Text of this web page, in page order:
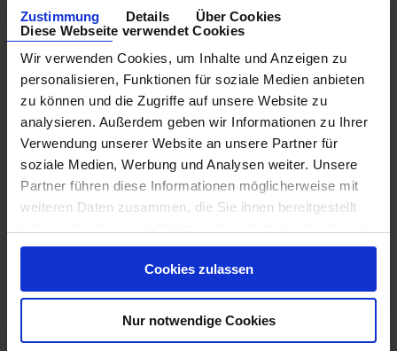
Zustimmung Details
Über Cookies
Diese Webseite verwendet Cookies
Wir verwenden Cookies, um Inhalte und Anzeigen zu
personalisieren, Funktionen für soziale Medien anbieten
zu können und die Zugriffe auf unsere Website zu
analysieren. Außerdem geben wir Informationen zu Ihrer
Verwendung unserer Website an unsere Partner für
soziale Medien, Werbung und Analysen weiter. Unsere
Partner führen diese Informationen möglicherweise mit
weiteren Daten zusammen, die Sie ihnen bereitgestellt
gesammelt haben.
Cookies zulassen
Nur notwendige Cookies
Günstigster Preis pro Person aus allen Angeboten ab
1.016 €